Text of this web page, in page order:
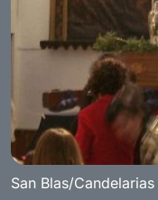
San Blas/Candelarias